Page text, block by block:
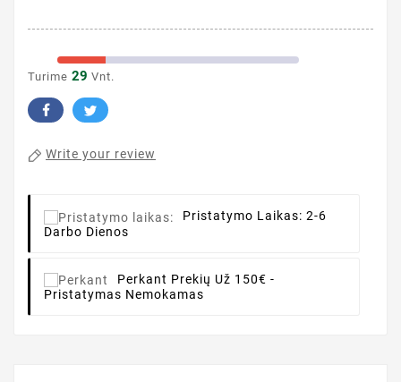
Turime 29 Vnt.
Write your review
Pristatymo Laikas: 2-6
Darbo Dienos
Perkant Prekių Už 150€ -
Pristatymas Nemokamas